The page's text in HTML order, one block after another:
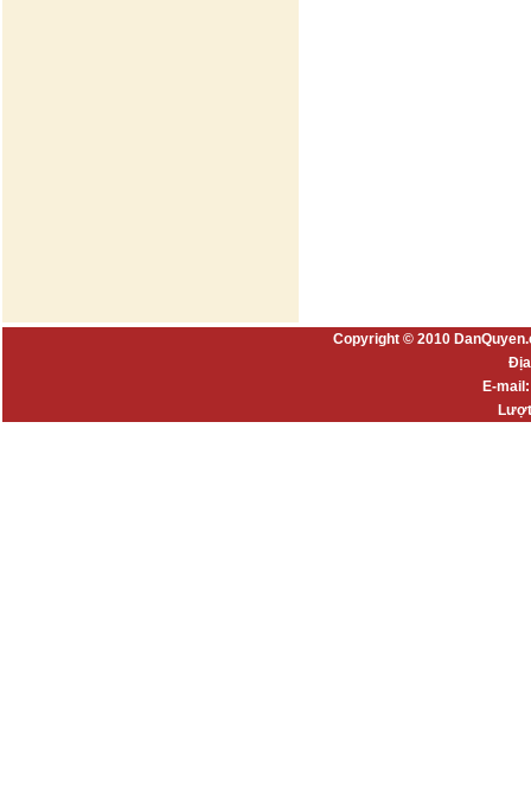
Copyright © 2010
E-